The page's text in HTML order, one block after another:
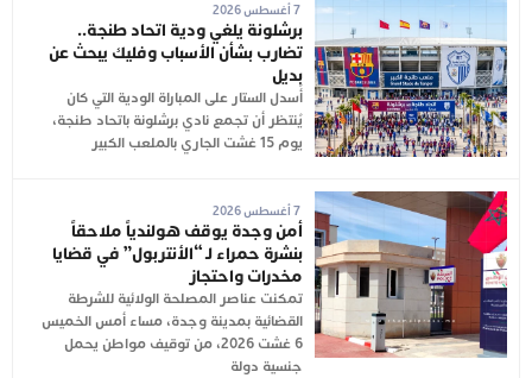
7 أغسطس 2026
برشلونة يلغي ودية اتحاد طنجة..
تضارب بشأن الأسباب وفليك يبحث عن
بديل
أُسدل الستار على المباراة الودية التي كان
يُنتظر أن تجمع نادي برشلونة باتحاد طنجة،
يوم 15 غشت الجاري بالملعب الكبير
7 أغسطس 2026
أمن وجدة يوقف هولندياً ملاحقاً
بنشرة حمراء لـ “الأنتربول” في قضايا
مخدرات واحتجاز
تمكنت عناصر المصلحة الولائية للشرطة
القضائية بمدينة وجدة، مساء أمس الخميس
6 غشت 2026، من توقيف مواطن يحمل
جنسية دولة